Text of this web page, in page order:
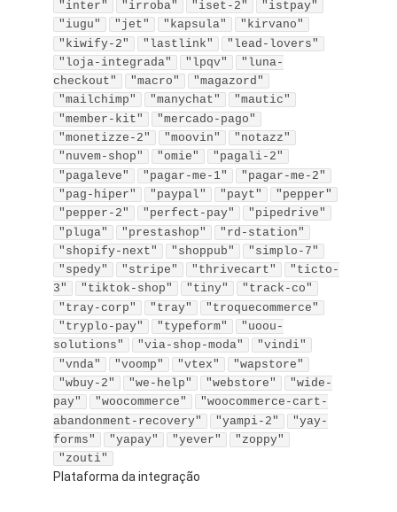
"inter" "irroba" "iset-2"
"istpay"
"iugu"
"jet" "kapsula"
"kirvano"
"kiwify-2"
"lastlink"
"lead-lovers"
"loja-integrada"
"lpqv"
"luna-
checkout"
"macro"
"magazord"
"mailchimp"
"manychat"
"mautic"
"member-kit"
"mercado-pago"
"monetizze-2"
"moovin"
"notazz"
"nuvem-shop"
"omie"
"pagali-2"
"pagaleve"
"pagar-me-1"
"pagar-me-2"
"pag-hiper"
"paypal" "payt"
"pepper"
"pepper-2"
"perfect-pay"
"pipedrive"
"pluga"
"prestashop"
"rd-station"
"shopify-next"
"shoppub"
"simplo-7"
"spedy"
"stripe" "thrivecart"
"ticto-
3"
"tiktok-shop" "tiny"
"track-co"
"tray-corp"
"tray"
"troquecommerce"
"tryplo-pay"
"typeform"
"uoou-
solutions"
"via-shop-moda"
"vindi"
"vnda"
"voomp" "vtex"
"wapstore"
"wbuy-2"
"we-help" "webstore"
"wide-
pay"
"woocommerce"
"woocommerce-cart-
abandonment-recovery"
"yampi-2"
"yay-
forms"
"yapay" "yever"
"zoppy"
"zouti"
Plataforma da integração